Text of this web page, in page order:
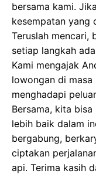
bersama kami.
kesempatan yang
Teruslah mencari,
setiap langkah
Kami mengajak
lowongan di
menghadapi
Bersama, kita
lebih baik dalam
bergabung,
ciptakan
api. Terima kasih